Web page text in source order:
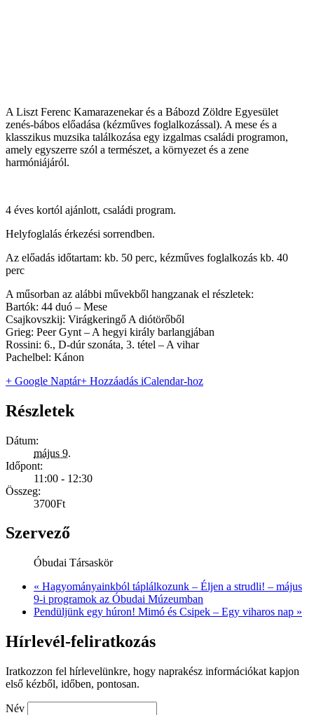
A Liszt Ferenc Kamarazenekar és a Bábozd Zöldre Egyesület
zenés-bábos előadása (kézműves foglalkozással). A mese és a
klasszikus muzsika találkozása egy izgalmas családi programon,
amely egyszerre szól a természet, a környezet és a zene
harmóniájáról.
4 éves kortól ajánlott, családi program.
Helyfoglalás érkezési sorrendben.
Az előadás időtartam: kb. 50 perc, kézműves foglalkozás kb. 40
perc
A műsorban az alábbi művekből hangzanak el részletek:
Bartók: 44 duó – Mese
Csajkovszkij: Virágkeringő A diótörőből
Grieg: Peer Gynt – A hegyi király barlangjában
Rossini: 6., D-dúr szonáta, 3. tétel – A vihar
Pachelbel: Kánon
+ Google Naptár+ Hozzáadás iCalendar-hoz
Részletek
Dátum:
május 9.
Időpont:
11:00 - 12:30
Összeg:
3700Ft
Szervező
Óbudai Társaskör
« Hagyományainkból táplálkozunk – Éljen a strudli! – május
9-i programok az Óbudai Múzeumban
Pendüljünk egy húron! Mimó és Csipek – Egy viharos nap »
Hírlevél-feliratkozás
Iratkozzon fel hírlevelünkre, hogy naprakész információkat kapjon
első kézből, időben, pontosan.
Név